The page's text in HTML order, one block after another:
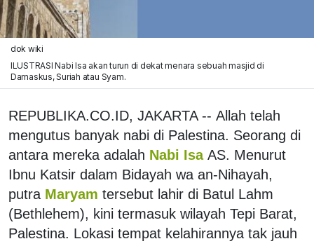
dok wiki
ILUSTRASI Nabi Isa akan turun di dekat menara sebuah masjid di
Damaskus, Suriah atau Syam.
REPUBLIKA.CO.ID, JAKARTA -- Allah telah
mengutus banyak nabi di Palestina. Seorang di
antara mereka adalah Nabi Isa AS. Menurut
Ibnu Katsir dalam Bidayah wa an-Nihayah,
putra Maryam tersebut lahir di Batul Lahm
(Bethlehem), kini termasuk wilayah Tepi Barat,
Palestina. Lokasi tempat kelahirannya tak jauh